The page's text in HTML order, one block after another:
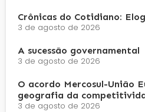
Crônicas do Cotidiano:
3 de agosto de 2026
A sucessão governamental
3 de agosto de 2026
O acordo Mercosul-União
geografia da
3 de agosto de 2026